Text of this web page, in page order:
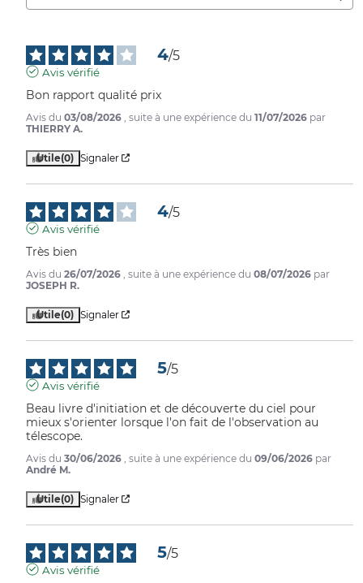
4/5
Avis vérifié
Bon rapport qualité prix
Avis du03/08/2026 , suite à une expérience du11/07/2026 par
THIERRY A.
Utile(0) Signaler
4/5
Avis vérifié
Très bien
Avis du26/07/2026 , suite à une expérience du08/07/2026 par
JOSEPH R.
Utile(0) Signaler
5/5
Avis vérifié
Beau livre d'initiation et de découverte du ciel pour
mieux s'orienter lorsque l'on fait de l'observation au
télescope.
Avis du30/06/2026 , suite à une expérience du09/06/2026 par
André M.
Utile(0) Signaler
5/5
Avis vérifié